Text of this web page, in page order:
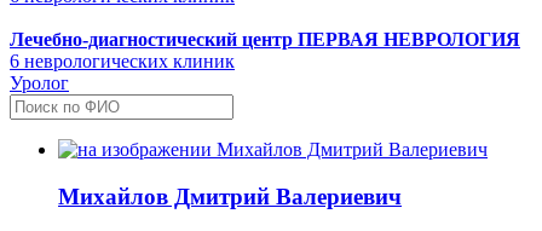
Лечебно-диагностический центр ПЕРВАЯ НЕВРОЛОГИЯ
6 неврологических клиник
Уролог
Михайлов Дмитрий Валериевич